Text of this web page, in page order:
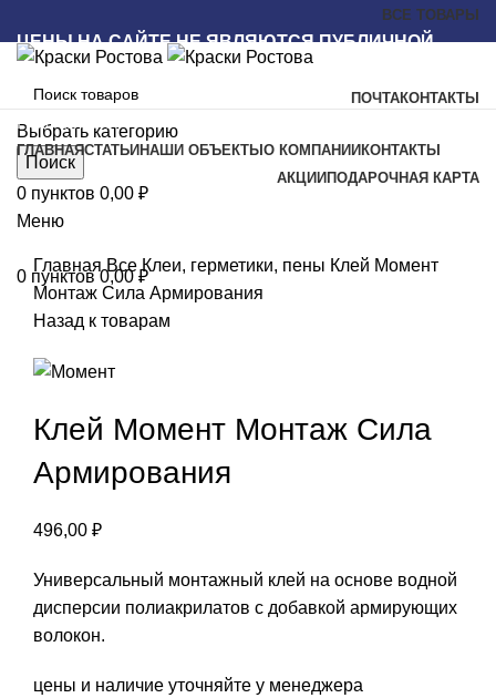
ВСЕ ТОВАРЫ
ЦЕНЫ НА САЙТЕ НЕ ЯВЛЯЮТСЯ ПУБЛИЧНОЙ
ОФЕРТОЙ
ПОЧТАКОНТАКТЫ
Выбрать категорию
Поиск
0 пунктов 0,00 ₽
Меню
0 пунктов 0,00₽
Наш каталог
ГЛАВНАЯСТАТЬИ НАШИ ОБЪЕКТЫ О КОМПАНИИ КОНТАКТЫ
АКЦИИ ПОДАРОЧНАЯ КАРТА
ГлавнаяВсеКлеи, герметики, пены Клей Момент
Монтаж Сила Армирования
Назад к товарам
Клей Момент Монтаж Сила
Армирования
496,00 ₽
Универсальный монтажный клей на основе водной
дисперсии полиакрилатов с добавкой армирующих
волокон.
цены и наличие уточняйте у менеджера